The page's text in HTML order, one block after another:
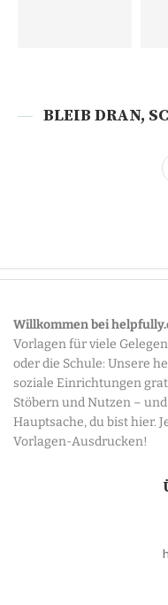
BLEIB DRAN,
Willkommen bei
Vorlagen für viele
oder die Schule: Unsere
soziale Einrichtungen
Stöbern und Nutzen –
Hauptsache, du bist hier.
Vorlagen-Ausdrucken!